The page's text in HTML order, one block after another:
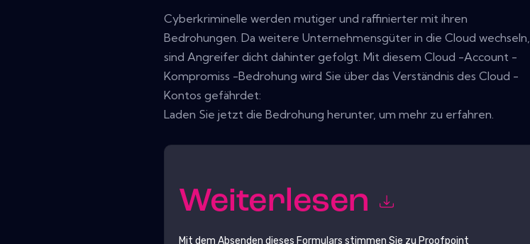
Cyberkriminelle werden mutiger und raffinierter mit ihren
Bedrohungen. Da weitere Unternehmensgüter in die Cloud wechseln,
sind Angreifer dicht dahinter gefolgt. Mit diesem Cloud -Account -
Kompromiss -Bedrohung wird Sie über das Verständnis des Cloud -
Kontos gefährdet:
Laden Sie jetzt die Bedrohung herunter, um mehr zu erfahren.
Weiterlesen
Mit dem Absenden dieses Formulars stimmen Sie zu Proofpoint